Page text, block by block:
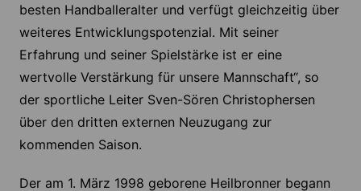
besten Handballeralter und verfügt gleichzeitig über
weiteres Entwicklungspotenzial. Mit seiner
Erfahrung und seiner Spielstärke ist er eine
wertvolle Verstärkung für unsere Mannschaft“, so
der sportliche Leiter Sven-Sören Christophersen
über den dritten externen Neuzugang zur
kommenden Saison.
Der am 1. März 1998 geborene Heilbronner begann